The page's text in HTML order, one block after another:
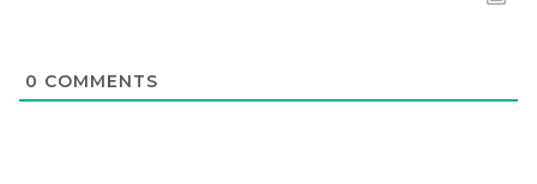
0 COMMENTS